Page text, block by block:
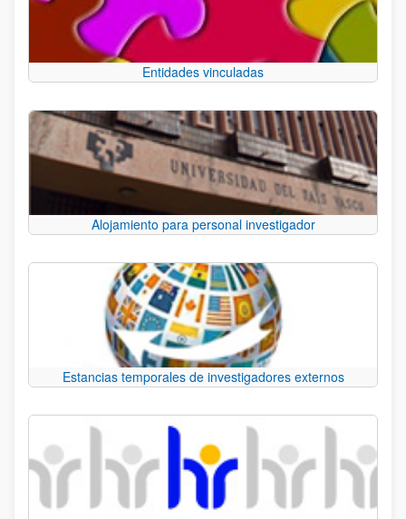
Entidades vinculadas
Alojamiento para personal investigador
Estancias temporales de investigadores externos